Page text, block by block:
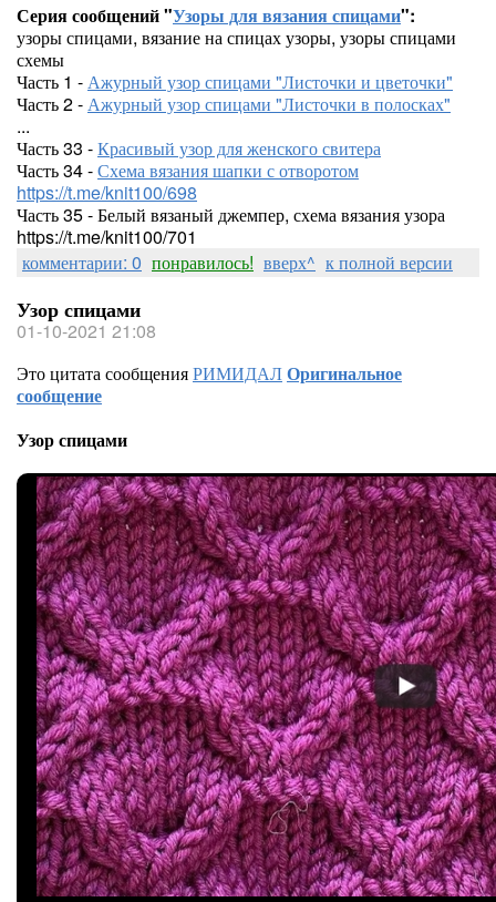
Серия сообщений "Узоры для вязания спицами":
узоры спицами, вязание на спицах узоры, узоры спицами
схемы
Часть 1 - Ажурный узор спицами "Листочки и цветочки"
Часть 2 - Ажурный узор спицами "Листочки в полосках"
...
Часть 33 -Красивый узор для женского свитера
Часть 34 -Схема вязания шапки с отворотом
https://t.me/knit100/698
Часть 35 - Белый вязаный джемпер, схема вязания узора
https://t.me/knit100/701
комментарии: 0 понравилось! вверх^ к полной версии
Узор спицами
01-10-2021 21:08
Это цитата сообщенияРИМИДАЛОригинальное
сообщение
Узор спицами